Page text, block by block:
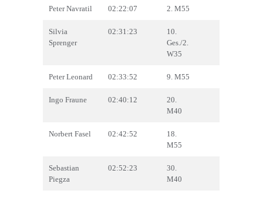
Peter Navratil 02:22:07 2. M55
Silvia
Sprenger
02:31:23
10.
Ges./2.
W35
Peter Leonard 02:33:52 9. M55
Ingo Fraune 02:40:12
20.
M40
Norbert Fasel 02:42:52
18.
M55
Sebastian
Piegza
02:52:23
30.
M40